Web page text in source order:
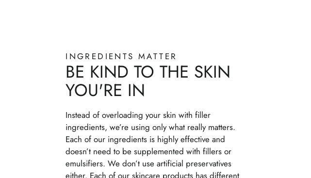
INGREDIENTS MATTER
BE KIND TO THE SKIN
YOU'RE IN
Instead of overloading your skin with filler
ingredients, we’re using only what really matters.
Each of our ingredients is highly effective and
doesn’t need to be supplemented with fillers or
emulsifiers. We don’t use artificial preservatives
either. Each of our skincare products has different